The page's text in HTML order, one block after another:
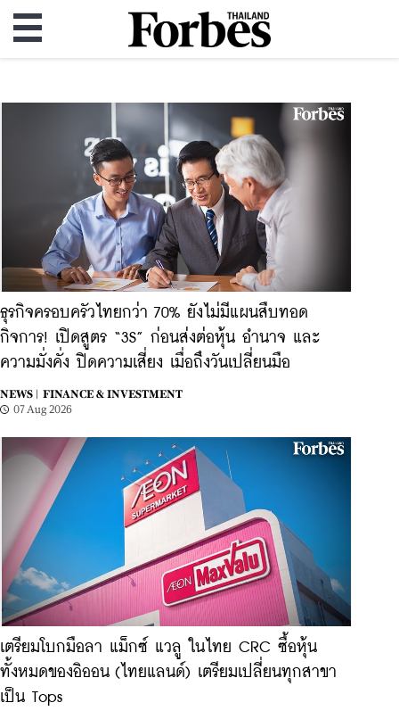
ธุรกิจครอบครัวไทยกว่า 70% ยังไม่มีแผนสืบทอด
กิจการ! เปิดสูตร “3S” ก่อนส่งต่อหุ้น อำนาจ และ
ความมั่งคั่ง ปิดความเสี่ยง เมื่อถึงวันเปลี่ยนมือ
NEWS |
FINANCE & INVESTMENT
07 Aug 2026
เตรียมโบกมือลา แม็กซ์ แวลู ในไทย CRC ซื้อหุ้น
ทั้งหมดของอิออน (ไทยแลนด์) เตรียมเปลี่ยนทุกสาขา
เป็น Tops